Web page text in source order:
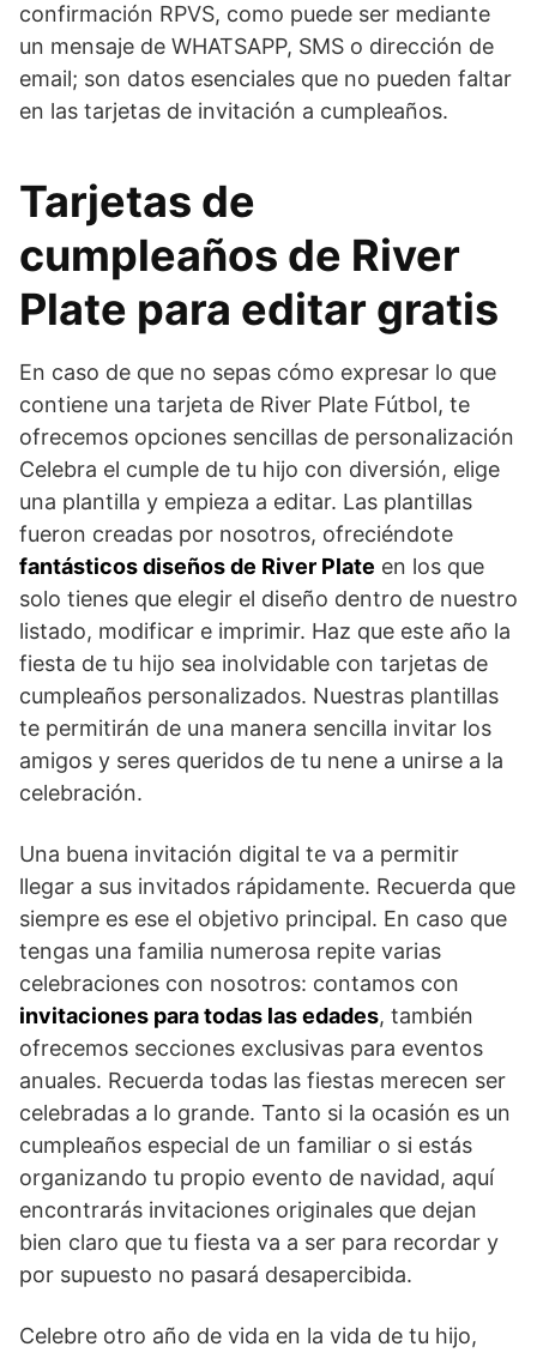
confirmación RPVS, como puede ser mediante
un mensaje de WHATSAPP, SMS o dirección de
email; son datos esenciales que no pueden faltar
en las tarjetas de invitación a cumpleaños.
Tarjetas de
cumpleaños de River
Plate para editar gratis
En caso de que no sepas cómo expresar lo que
contiene una tarjeta de River Plate Fútbol, te
ofrecemos opciones sencillas de personalización
Celebra el cumple de tu hijo con diversión, elige
una plantilla y empieza a editar. Las plantillas
fueron creadas por nosotros, ofreciéndote
fantásticos diseños de River Plate en los que
solo tienes que elegir el diseño dentro de nuestro
listado, modificar e imprimir. Haz que este año la
fiesta de tu hijo sea inolvidable con tarjetas de
cumpleaños personalizados. Nuestras plantillas
te permitirán de una manera sencilla invitar los
amigos y seres queridos de tu nene a unirse a la
celebración.
Una buena invitación digital te va a permitir
llegar a sus invitados rápidamente. Recuerda que
siempre es ese el objetivo principal. En caso que
tengas una familia numerosa repite varias
celebraciones con nosotros: contamos con
invitaciones para todas las edades, también
ofrecemos secciones exclusivas para eventos
anuales. Recuerda todas las fiestas merecen ser
celebradas a lo grande. Tanto si la ocasión es un
cumpleaños especial de un familiar o si estás
organizando tu propio evento de navidad, aquí
encontrarás invitaciones originales que dejan
bien claro que tu fiesta va a ser para recordar y
por supuesto no pasará desapercibida.
Celebre otro año de vida en la vida de tu hijo,